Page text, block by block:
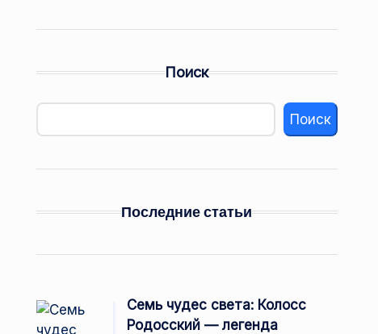
Поиск
Поиск
Последние статьи
Семь чудес света: Колосс
Родосский — легенда